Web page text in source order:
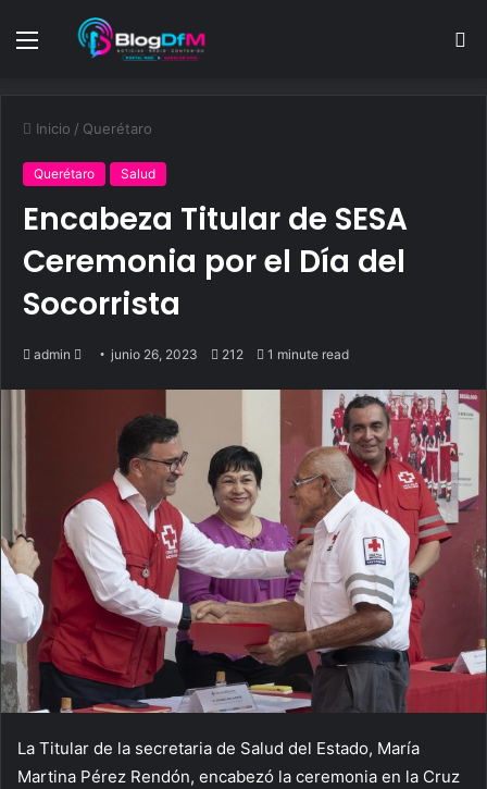
Menu
Inicio / Querétaro
Querétaro Salud
Encabeza Titular de SESA
Ceremonia por el Día del
Socorrista
admin
Sendjunio 26, 2023 212 1 minute read
La Titular de la secretaria de Salud del Estado, María
Martina Pérez Rendón, encabezó la ceremonia en la Cruz